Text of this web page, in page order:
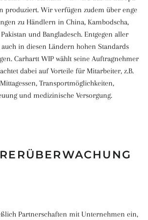
produziert. Wir verfügen zudem über enge
zu Händlern in China, Kambodscha,
und Bangladesch. Entgegen aller
in diesen Ländern hohen Standards
Carhartt WIP wählt seine Auftragnehmer
dabei auf Vorteile für Mitarbeiter, z.B.
Transportmöglichkeiten,
und medizinische Versorgung.
Partnerschaften mit Unternehmen ein,